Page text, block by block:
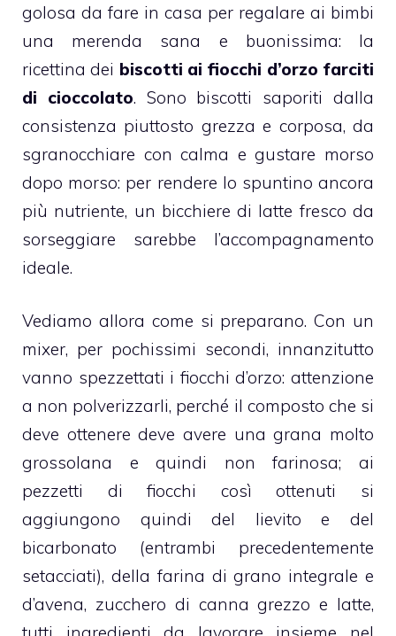
golosa da fare in casa per regalare ai bimbi
una merenda sana e buonissima: la
ricettina dei biscotti ai fiocchi d’orzo farciti
di cioccolato. Sono biscotti saporiti dalla
consistenza piuttosto grezza e corposa, da
sgranocchiare con calma e gustare morso
dopo morso: per rendere lo spuntino ancora
più nutriente, un bicchiere di latte fresco da
sorseggiare sarebbe l’accompagnamento
ideale.
Vediamo allora come si preparano. Con un
mixer, per pochissimi secondi, innanzitutto
vanno spezzettati i fiocchi d’orzo: attenzione
a non polverizzarli, perché il composto che si
deve ottenere deve avere una grana molto
grossolana e quindi non farinosa; ai
pezzetti di fiocchi così ottenuti si
aggiungono quindi del lievito e del
bicarbonato (entrambi precedentemente
setacciati), della farina di grano integrale e
d’avena, zucchero di canna grezzo e latte,